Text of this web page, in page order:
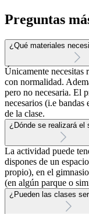
Preguntas
¿Qué materiales
Únicamente necesitas
con normalidad.
pero no necesaria. El
necesarios (i.e
de la clase.
¿Dónde se realizará el
La actividad puede
dispones de un
propio), en el
(en algún parque o
¿Pueden las clases